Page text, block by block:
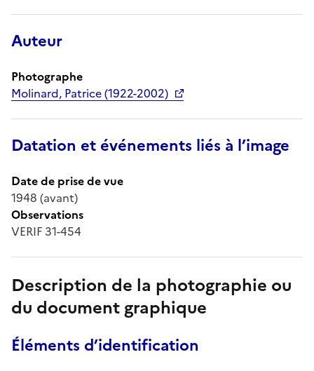
Auteur
Photographe
Molinard, Patrice (1922-2002)
Datation et événements liés à l’image
Date de prise de vue
1948 (avant)
Observations
VERIF 31-454
Description de la photographie ou
du document graphique
Éléments d’identification